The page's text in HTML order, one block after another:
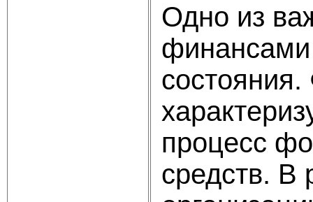
Одно из
финансами
процесс
средств. В